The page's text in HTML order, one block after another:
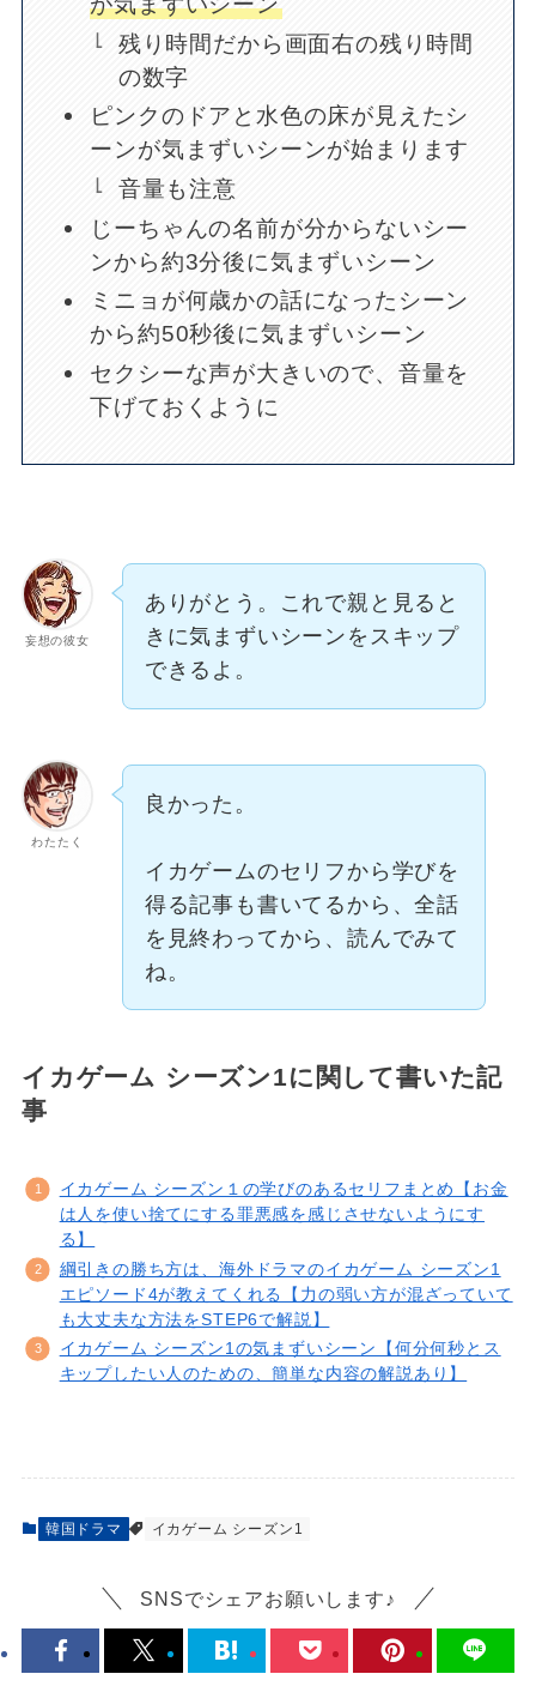
残り時間だから画面右の残り時間
の数字
ピンクのドアと水色の床が見えたシ
ーンが気まずいシーンが始まります
音量も注意
じーちゃんの名前が分からないシー
ンから約3分後に気まずいシーン
ミニョが何歳かの話になったシーン
から約50秒後に気まずいシーン
セクシーな声が大きいので、音量を
下げておくように
妄想の彼女
ありがとう。これで親と見ると
きに気まずいシーンをスキップ
できるよ。
わたたく
良かった。
イカゲームのセリフから学びを
得る記事も書いてるから、全話
を見終わってから、読んでみて
ね。
イカゲーム シーズン1に関して書いた記
事
イカゲーム シーズン１の学びのあるセリフまとめ【お金
は人を使い捨てにする罪悪感を感じさせないようにす
る】
綱引きの勝ち方は、海外ドラマのイカゲーム シーズン1
エピソード4が教えてくれる【力の弱い方が混ざっていて
も大丈夫な方法をSTEP6で解説】
イカゲーム シーズン1の気まずいシーン【何分何秒とス
キップしたい人のための、簡単な内容の解説あり】
韓国ドラマ イカゲーム シーズン1
SNSでシェアお願いします♪